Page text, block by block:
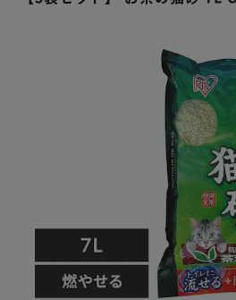
カートに入れる